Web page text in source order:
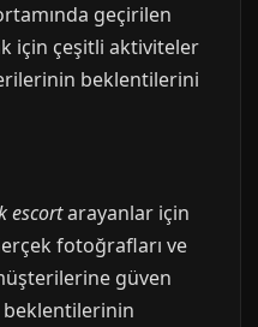
geçirilen
için çeşitli aktiviteler
beklentilerini
escortarayanlar için
fotoğrafları ve
güven
beklentilerinin